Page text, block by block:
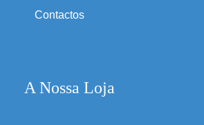
Contactos
A Nossa Loja